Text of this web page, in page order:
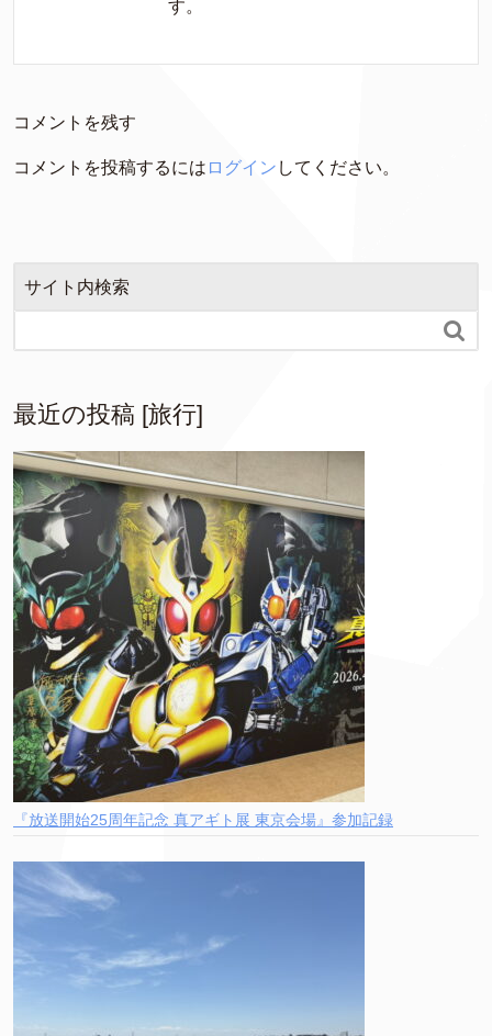
す。
コメントを残す
コメントを投稿するには ログイン してください。
サイト内検索

最近の投稿 [旅行]
『放送開始25周年記念 真アギト展 東京会場』参加記録